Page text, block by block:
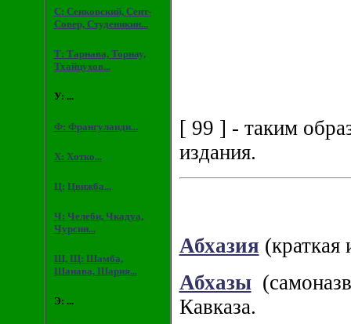
С: Сенковский, Сент-
Совер, Студеникин...
Т: Тарнава, Торнау,
Тхайцухов...
У: ...
Ф: Франгуланди...
Х: Хотко...
Ц: Цвижба...
Ч: Челеби, Чкадуа,
Чурсин...
Ш, Щ: Шамба,
Шанава, Шария...
Э: ...
[ 99 ] - таким
издания.
Абхазия (краткая
Абхазы
Кавказа.